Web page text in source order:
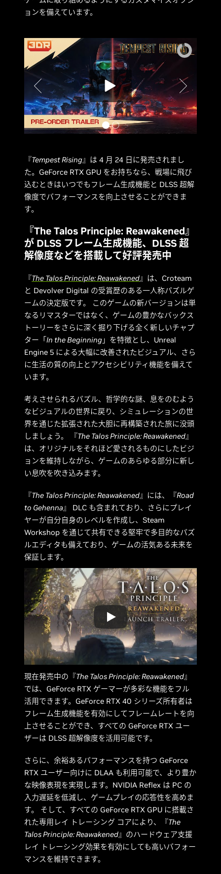
ョンを備えています。
『Tempest Rising』は 4 月 24 日に発売されまし
た。GeForce RTX GPU をお持ちなら、戦場に飛び
込むときはいつでもフレーム生成機能と DLSS 超解
像度でパフォーマンスを向上させることができま
す。
『The Talos Principle: Reawakened』
が DLSS フレーム生成機能、DLSS 超
解像度などを搭載して好評発売中
『The Talos Principle: Reawakened』は、Croteam
と Devolver Digital の受賞歴のある一人称パズルゲ
ームの決定版です。 このゲームの新バージョンは単
なるリマスターではなく、ゲームの豊かなバックス
トーリーをさらに深く掘り下げる全く新しいチャプ
ター「In the Beginning 」を特徴とし、Unreal
Engine 5 による大幅に改善されたビジュアル、さら
に生活の質の向上とアクセシビリティ機能を備えて
います。
考えさせられるパズル、哲学的な謎、息をのむよう
なビジュアルの世界に戻り、シミュレーションの世
界を通じた拡張された大胆に再構築された旅に没頭
しましょう。 『The Talos Principle: Reawakened』
は、オリジナルをそれほど愛されるものにしたビジ
ョンを維持しながら、ゲームのあらゆる部分に新し
い息吹を吹き込みます。
『The Talos Principle: Reawakened』には、『Road
to Gehenna』 DLC も含まれており、さらにプレイ
ヤーが自分自身のレベルを作成し、Steam
Workshop を通じて共有できる堅牢で多目的なパズ
ルエディタも備えており、ゲームの活気ある未来を
保証します。
現在発売中の『The Talos Principle: Reawakened』
では、GeForce RTX ゲーマーが多彩な機能をフル
活用できます。GeForce RTX 40 シリーズ所有者は
フレーム生成機能を有効にしてフレームレートを向
上させることができ、すべての GeForce RTX ユー
ザーは DLSS 超解像度を活用可能です。
さらに、余裕あるパフォーマンスを持つ GeForce
RTX ユーザー向けに DLAA も利用可能で、より豊か
な映像表現を実現します。NVIDIA Reflex は PC の
入力遅延を低減し、ゲームプレイの応答性を高めま
す。 そして、すべての GeForce RTX GPU に搭載さ
れた専用レイ トレーシング コアにより、『The
Talos Principle: Reawakened』のハードウェア支援
レイ トレーシング効果を有効にしても高いパフォー
マンスを維持できます。